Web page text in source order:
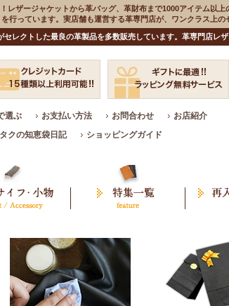
レザージャケットから革バッグ、革財布まで1000アイテム以上
行っています。実店舗も運営する革専門店が、ワンクラス上の
レクトした最良の革製品を多数販売しています。革専門店レ
選ぶ お支払い方法 お問合わせ
お店紹介
クの知恵袋日記
ショッピングガイド